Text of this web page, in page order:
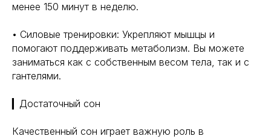
менее 150 минут в неделю.
• Силовые тренировки: Укрепляют мышцы и
помогают поддерживать метаболизм. Вы можете
заниматься как с собственным весом тела, так и с
гантелями.
▎Достаточный сон
Качественный сон играет важную роль в